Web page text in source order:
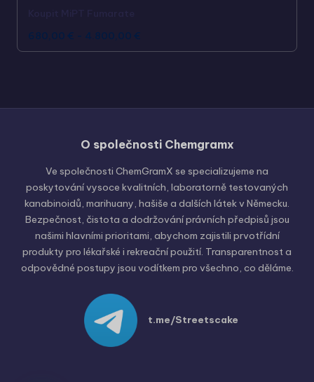
680,00 € - 4.800,00 €
O společnosti Chemgramx
Ve společnosti ChemGramX se specializujeme na
poskytování vysoce kvalitních, laboratorně testovaných
kanabinoidů, marihuany, hašiše a dalších látek v Německu.
Bezpečnost, čistota a dodržování právních předpisů jsou
našimi hlavními prioritami, abychom zajistili prvotřídní
produkty pro lékařské i rekreační použití. Transparentnost a
odpovědné postupy jsou vodítkem pro všechno, co děláme.
t.me/Streetscake
German (Austria)
English (Canada)
English (United States)
Polish
Hungarian
Russian